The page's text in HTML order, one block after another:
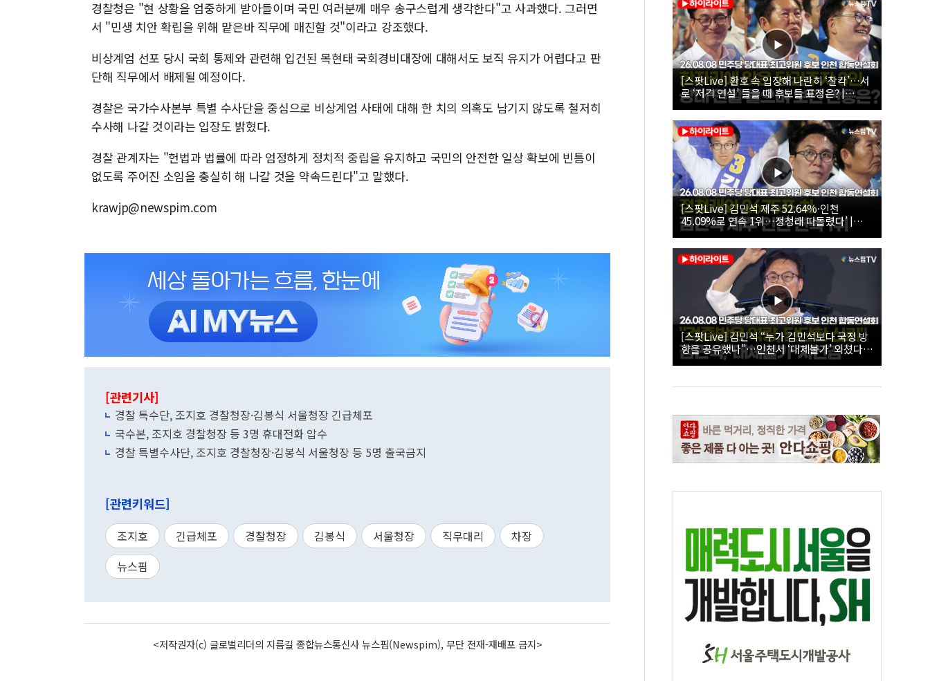
경찰청은 "현 상황을 엄중하게 받아들이며 국민 여러분께 매우 송구스럽게 생각한다"고 사과했다. 그러면
서 "민생 치안 확립을 위해 맡은바 직무에 매진할 것"이라고 강조했다.
비상계엄 선포 당시 국회 통제와 관련해 입건된 목현태 국회경비대장에 대해서도 보직 유지가 어렵다고 판
단해 직무에서 배제될 예정이다.
경찰은 국가수사본부 특별 수사단을 중심으로 비상계엄 사태에 대해 한 치의 의혹도 남기지 않도록 철저히
수사해 나갈 것이라는 입장도 밝혔다.
경찰 관계자는 "헌법과 법률에 따라 엄정하게 정치적 중립을 유지하고 국민의 안전한 일상 확보에 빈틈이
없도록 주어진 소임을 충실히 해 나갈 것을 약속드린다"고 말했다.
krawjp@newspim.com
[관련기사]
경찰 특수단, 조지호 경찰청장·김봉식 서울청장 긴급체포
국수본, 조지호 경찰청장 등 3명 휴대전화 압수
경찰 특별수사단, 조지호 경찰청장·김봉식 서울청장 등 5명 출국금지
[관련키워드]
조지호 긴급체포 경찰청장 김봉식 서울청장 직무대리
차장
뉴스핌
<저작권자(c) 글로벌리더의 지름길 종합뉴스통신사 뉴스핌(Newspim), 무단 전재-재배포 금지>
[스팟Live] 환호 속 입장해 나란히 ‘찰칵’…서
로 ‘저격 연설’ 들을 때 후보들 표정은? |
26.08.08 더불어민주당 당대표·최고위원 후
보 인천 합동연설회
[스팟Live] 김민석 제주 52.64%·인천
45.09%로 연속 1위…정청래 따돌렸다’ |
26.08.08 더불어민주당 당대표·최고위원 후
보 인천 합동연설회
[스팟Live] 김민석 “누가 김민석보다 국정 방
향을 공유했나”…인천서 ‘대체불가’ 외쳤다 |
26.08.08 더불어민주당 당대표·최고위원 후